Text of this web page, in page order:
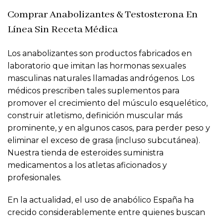
Comprar Anabolizantes & Testosterona En
Línea Sin Receta Médica
Los anabolizantes son productos fabricados en
laboratorio que imitan las hormonas sexuales
masculinas naturales llamadas andrógenos. Los
médicos prescriben tales suplementos para
promover el crecimiento del músculo esquelético,
construir atletismo, definición muscular más
prominente, y en algunos casos, para perder peso y
eliminar el exceso de grasa (incluso subcutánea).
Nuestra tienda de esteroides suministra
medicamentos a los atletas aficionados y
profesionales.
En la actualidad, el uso de anabólico España ha
crecido considerablemente entre quienes buscan